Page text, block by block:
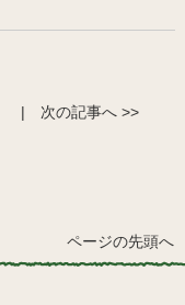
| 次の記事へ >>
ページの先頭へ